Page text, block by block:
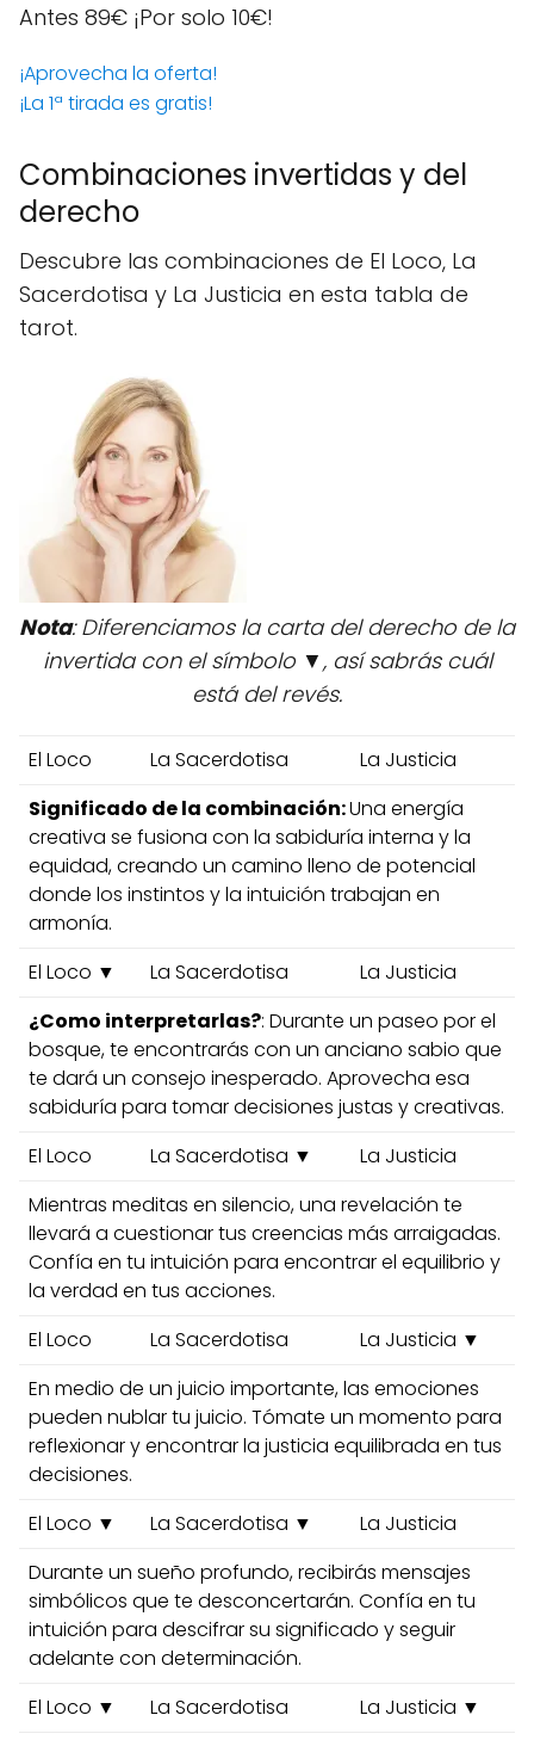
Antes 89€ ¡Por solo 10€!
¡Aprovecha la oferta!
¡La 1ª tirada es gratis!
Combinaciones invertidas y del
derecho
Descubre las combinaciones de El Loco, La
Sacerdotisa y La Justicia en esta tabla de
tarot.
Nota: Diferenciamos la carta del derecho de la
invertida con el símbolo ▼, así sabrás cuál
está del revés.
El Loco La Sacerdotisa
La Justicia
Significado de la combinación:Una energía
creativa se fusiona con la sabiduría interna y la
equidad, creando un camino lleno de potencial
donde los instintos y la intuición trabajan en
armonía.
El Loco ▼
La Sacerdotisa
La Justicia
¿Como interpretarlas?: Durante un paseo por el
bosque, te encontrarás con un anciano sabio que
te dará un consejo inesperado. Aprovecha esa
sabiduría para tomar decisiones justas y creativas.
El Loco
La Sacerdotisa ▼
La Justicia
Mientras meditas en silencio, una revelación te
llevará a cuestionar tus creencias más arraigadas.
Confía en tu intuición para encontrar el equilibrio y
la verdad en tus acciones.
El Loco
La Sacerdotisa
La Justicia ▼
En medio de un juicio importante, las emociones
pueden nublar tu juicio. Tómate un momento para
reflexionar y encontrar la justicia equilibrada en tus
decisiones.
El Loco ▼
La Sacerdotisa ▼
La Justicia
Durante un sueño profundo, recibirás mensajes
simbólicos que te desconcertarán. Confía en tu
intuición para descifrar su significado y seguir
adelante con determinación.
El Loco ▼
La Sacerdotisa
La Justicia ▼